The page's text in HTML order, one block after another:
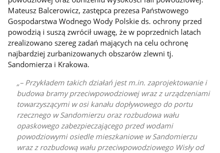
Mateusz Balcerowicz, zastępca prezesa Państwowego
Gospodarstwa Wodnego Wody Polskie ds. ochrony przed
powodzią i suszą zwrócił uwagę, że w poprzednich latach
zrealizowano szereg zadań mających na celu ochronę
najbardziej zurbanizowanych obszarów zlewni tj.
Sandomierza i Krakowa.
– Przykładem takich działań jest m.in. zaprojektowanie i
budowa bramy przeciwpowodziowej wraz z urządzeniami
towarzyszącymi w osi kanału dopływowego do portu
rzecznego w Sandomierzu oraz rozbudowa wału
opaskowego zabezpieczającego przed wodami
powodziowymi osiedle mieszkaniowe w Sandomierzu
wraz z rozbudową wału przeciwpowodziowego Wisły od